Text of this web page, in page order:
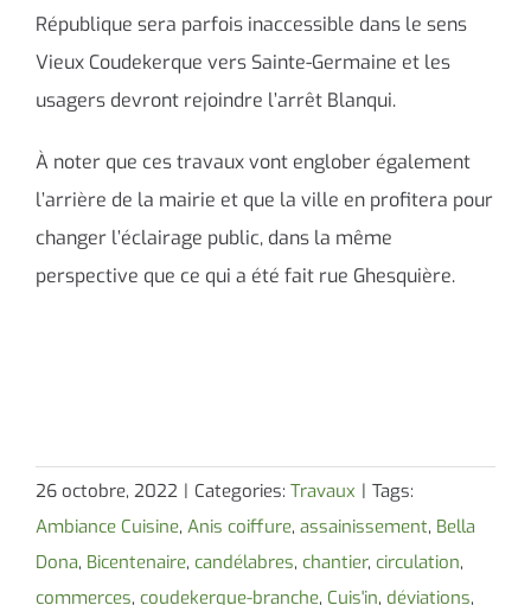
République sera parfois inaccessible dans le sens
Vieux Coudekerque vers Sainte-Germaine et les
usagers devront rejoindre l’arrêt Blanqui.
À noter que ces travaux vont englober également
l’arrière de la mairie et que la ville en profitera pour
changer l’éclairage public, dans la même
perspective que ce qui a été fait rue Ghesquière.
26 octobre, 2022 | Categories: Travaux | Tags:
Ambiance Cuisine, Anis coiffure, assainissement, Bella
Dona, Bicentenaire, candélabres, chantier, circulation,
commerces, coudekerque-branche, Cuis'in, déviations,